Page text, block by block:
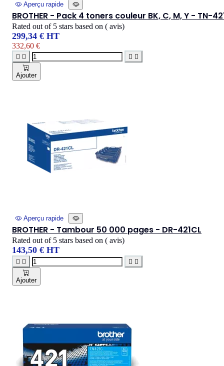
Aperçu rapide
BROTHER - Pack 4 toners couleur BK, C, M, Y - TN-
Rated out of 5 stars based on ( avis)
299,34 € HT
332,60 €
   
Ajouter
Aperçu rapide
BROTHER - Tambour 50 000 pages - DR-421CL
Rated out of 5 stars based on ( avis)
143,50 € HT
   
Ajouter